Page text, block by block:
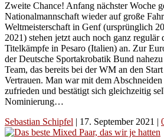
Zweite Chance! Anfang nächster Woche
Nationalmannschaft wieder auf große
Weltmeisterschaft in Genf (ursprünglich
2021) stehen jetzt auch noch ganz regulär
Titelkämpfe in Pesaro (Italien) an. Zur
der Deutsche Sportakrobatik Bund
Team, das bereits bei der WM an den
Vertrauen. Man war mit dem
zufrieden und bestätigt sich gleichzeitig
Nominierung…
Sebastian Schipfel | 17. September 2021 |